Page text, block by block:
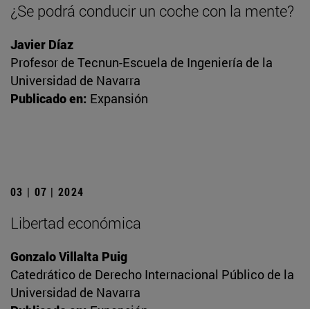
¿Se podrá conducir un coche con la mente?
Javier Díaz
Profesor de Tecnun-Escuela de Ingeniería de la
Universidad de Navarra
Publicado en: Expansión
03 | 07 | 2024
Libertad económica
Gonzalo Villalta Puig
Catedrático de Derecho Internacional Público de la
Universidad de Navarra